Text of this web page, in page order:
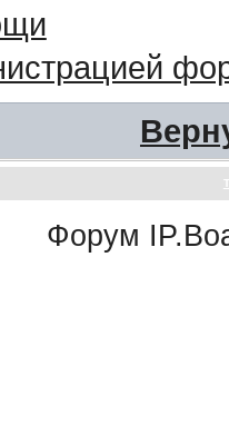
Форум